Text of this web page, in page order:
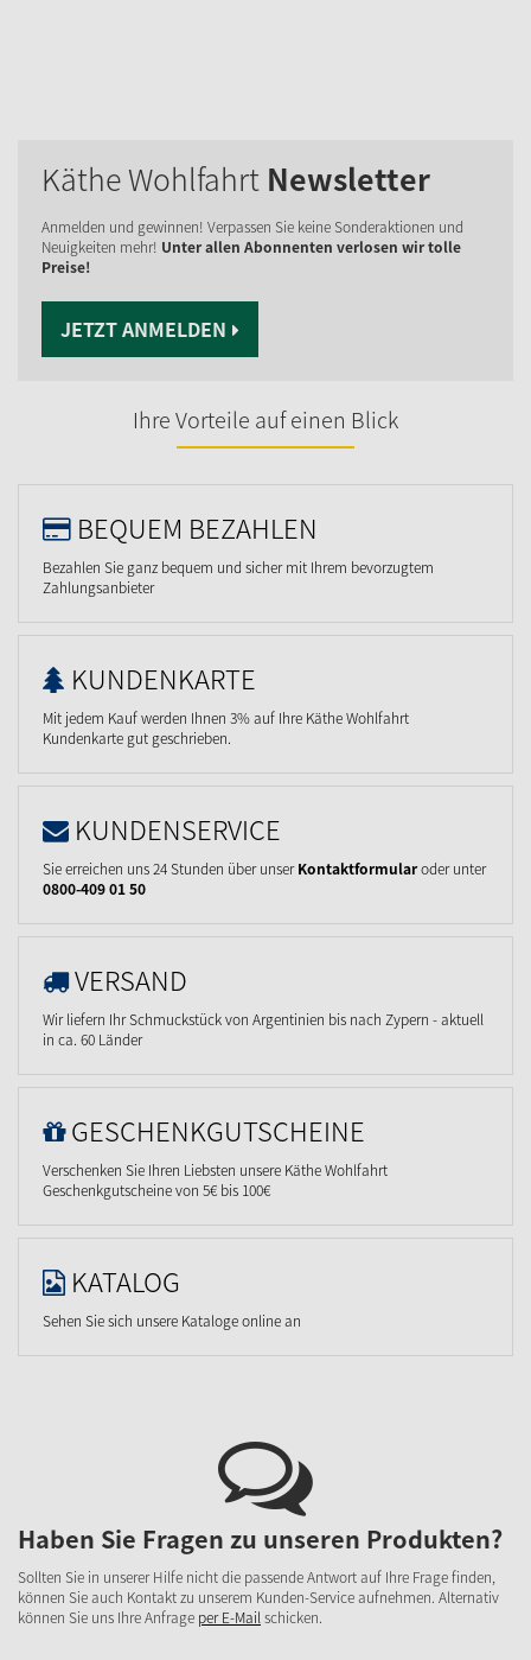
Käthe Wohlfahrt Newsletter
Anmelden und gewinnen! Verpassen Sie keine Sonderaktionen und
Neuigkeiten mehr! Unter allen Abonnenten verlosen wir tolle
Preise!
JETZT ANMELDEN
Ihre Vorteile auf einen Blick
BEQUEM BEZAHLEN
Bezahlen Sie ganz bequem und sicher mit Ihrem bevorzugtem
Zahlungsanbieter
KUNDENKARTE
Mit jedem Kauf werden Ihnen 3% auf Ihre Käthe Wohlfahrt
Kundenkarte gut geschrieben.
KUNDENSERVICE
Sie erreichen uns 24 Stunden über unserKontaktformularoder unter
0800-409 01 50
VERSAND
Wir liefern Ihr Schmuckstück von Argentinien bis nach Zypern - aktuell
in ca. 60 Länder
GESCHENKGUTSCHEINE
Verschenken Sie Ihren Liebsten unsere Käthe Wohlfahrt
Geschenkgutscheine von 5€ bis 100€
KATALOG
Sehen Sie sich unsere Kataloge online an
Haben Sie Fragen zu unseren Produkten?
Sollten Sie in unserer Hilfe nicht die passende Antwort auf Ihre Frage finden,
können Sie auch Kontakt zu unserem Kunden-Service aufnehmen. Alternativ
können Sie uns Ihre Anfrage per E-Mailschicken.